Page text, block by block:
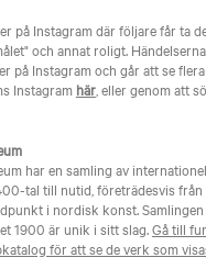
på Instagram där följare får ta
och annat roligt.
på Instagram och går att se flera
Instagram här, eller genom att
har en samling av
tal till nutid, företrädesvis från
i nordisk konst.
1900 är unik i sitt slag.Gå till
för att se de verk som